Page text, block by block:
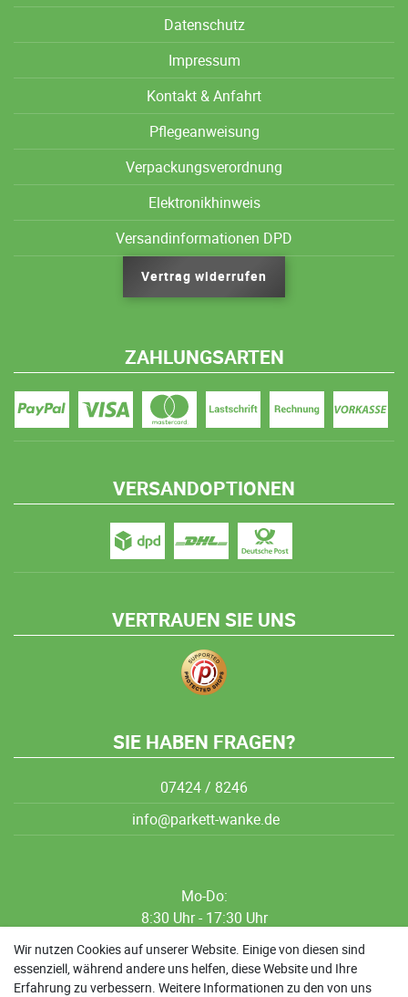
Datenschutz
Impressum
Kontakt & Anfahrt
Pflegeanweisung
Verpackungsverordnung
Elektronikhinweis
Versandinformationen DPD
Vertrag widerrufen
ZAHLUNGSARTEN
VERSANDOPTIONEN
VERTRAUEN SIE UNS
SIE HABEN FRAGEN?
07424 / 8246
info@parkett-wanke.de
Mo-Do:
8:30 Uhr - 17:30 Uhr
8:30 Uhr - 12:00 Uhr
13:00 Uhr - 17:30 Uhr
Wir nutzen Cookies auf unserer Website. Einige von diesen sind
essenziell, während andere uns helfen, diese Website und Ihre
Erfahrung zu verbessern. Weitere Informationen zu den von uns